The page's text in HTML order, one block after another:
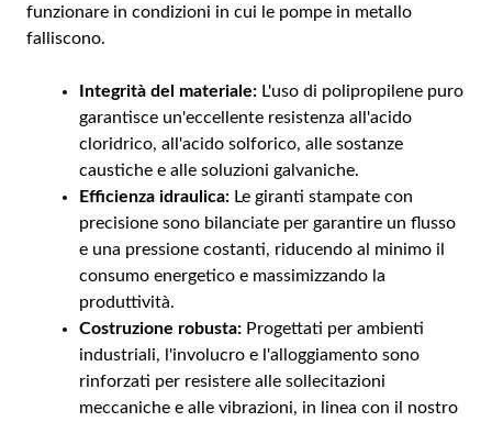
funzionare in condizioni in cui le pompe in metallo
falliscono.
Integrità del materiale: L'uso di polipropilene puro
garantisce un'eccellente resistenza all'acido
cloridrico, all'acido solforico, alle sostanze
caustiche e alle soluzioni galvaniche.
Efficienza idraulica: Le giranti stampate con
precisione sono bilanciate per garantire un flusso
e una pressione costanti, riducendo al minimo il
consumo energetico e massimizzando la
produttività.
Costruzione robusta: Progettati per ambienti
industriali, l'involucro e l'alloggiamento sono
rinforzati per resistere alle sollecitazioni
meccaniche e alle vibrazioni, in linea con il nostro